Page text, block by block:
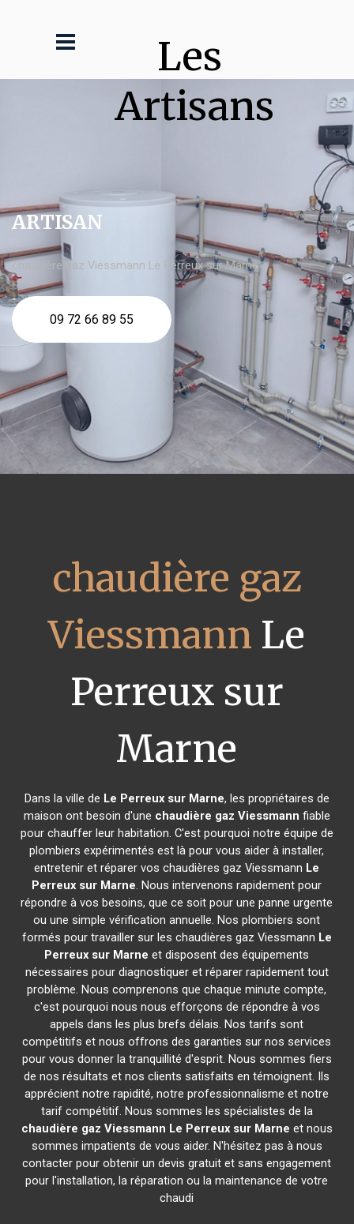
Les
Artisans
ARTISAN
chaudière gaz Viessmann Le Perreux sur Marne
09 72 66 89 55
chaudière gaz
Viessmann Le
Perreux sur
Marne
Dans la ville de Le Perreux sur Marne, les propriétaires de
maison ont besoin d'une chaudière gaz Viessmann fiable
pour chauffer leur habitation. C'est pourquoi notre équipe de
plombiers expérimentés est là pour vous aider à installer,
entretenir et réparer vos chaudières gaz Viessmann Le
Perreux sur Marne. Nous intervenons rapidement pour
répondre à vos besoins, que ce soit pour une panne urgente
ou une simple vérification annuelle. Nos plombiers sont
formés pour travailler sur les chaudières gaz Viessmann Le
Perreux sur Marne et disposent des équipements
nécessaires pour diagnostiquer et réparer rapidement tout
problème. Nous comprenons que chaque minute compte,
c'est pourquoi nous nous efforçons de répondre à vos
appels dans les plus brefs délais. Nos tarifs sont
compétitifs et nous offrons des garanties sur nos services
pour vous donner la tranquillité d'esprit. Nous sommes fiers
de nos résultats et nos clients satisfaits en témoignent. Ils
apprécient notre rapidité, notre professionnalisme et notre
tarif compétitif. Nous sommes les spécialistes de la
chaudière gaz Viessmann Le Perreux sur Marne et nous
sommes impatients de vous aider. N'hésitez pas à nous
contacter pour obtenir un devis gratuit et sans engagement
pour l'installation, la réparation ou la maintenance de votre
chaudi